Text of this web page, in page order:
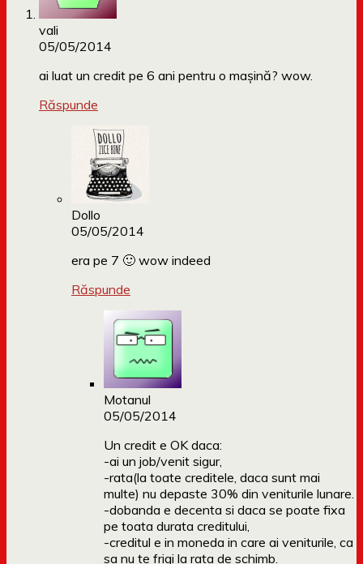
vali
05/05/2014
ai luat un credit pe 6 ani pentru o mașină? wow.
Răspunde
Dollo
05/05/2014
era pe 7 🙂 wow indeed
Răspunde
Motanul
05/05/2014
Un credit e OK daca:
-ai un job/venit sigur,
-rata(la toate creditele, daca sunt mai
multe) nu depaste 30% din veniturile lunare.
-dobanda e decenta si daca se poate fixa
pe toata durata creditului,
-creditul e in moneda in care ai veniturile, ca
sa nu te frigi la rata de schimb.